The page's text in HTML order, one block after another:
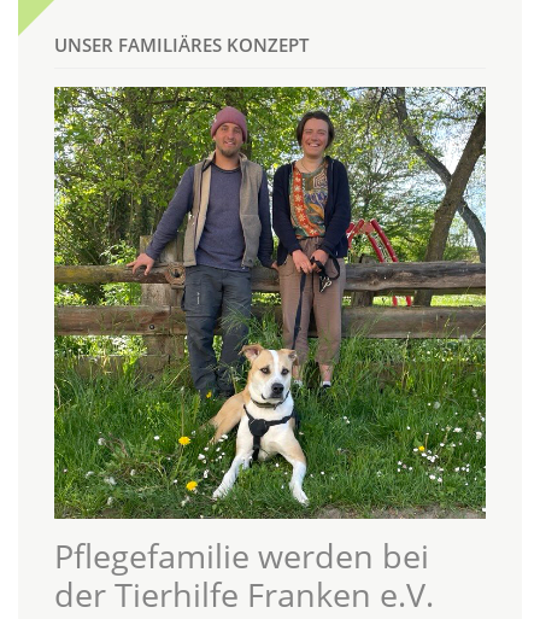
UNSER FAMILIÄRES KONZEPT
Pflegefamilie werden bei
der Tierhilfe Franken e.V.